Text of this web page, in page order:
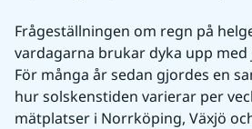
Frågeställningen om regn på
vardagarna brukar dyka upp
För många år sedan gjordes en
hur solskenstiden varierar per
mätplatser i Norrköping, Växjö